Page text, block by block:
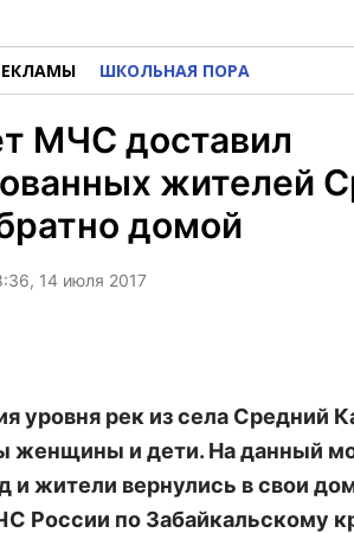
ШКОЛЬНАЯ ПОРА
МЧС доставил
жителей
домой
14 июля 2017
уровня рек из села Средний
женщины и дети. На данный
и жители вернулись в свои
России по Забайкальскому